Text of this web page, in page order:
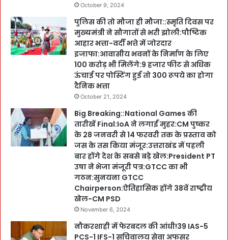
October 9, 2024
पुलिस की तो मौजा ही मौजा::स्मृति दिवस पर
मुख्यमंत्री ने सौगातों से भरी झोली:पौष्टिक
आहार भत्ता-वर्दी भत्ते में जोरदार
इजाफा:आवासीय भवनों के निर्माण के लिए
100 करोड़ भी मिलेंगे:9 हजार फीट से अधिक
ऊंचाई पर पोस्टिंग हुई तो 300 रूपये का होगा
दैनिक भत्ता
October 21, 2024
Big Breaking::National Games की
तारीखें Final:IoA ने लगाईं मुहर:CM पुष्कर
के 28 जनवरी से 14 फरवरी तक के प्रस्ताव को
जस के तस किया मंजूर:उत्तराखंड में पहली
बार होंगे देश के सबसे बड़े खेल:President PT
उषा ने भेजा मंजूरी पत्र:GTCC का भी
गठन:सुनयना GTCC
Chairperson:ऐतिहासिक होंगे 38वें राष्ट्रीय
खेल-CM PSD
November 6, 2024
नौकरशाही में फेरबदल की आंधी!39 IAS-5
PCS-1 IFS-1 सचिवालय सेवा अफसर